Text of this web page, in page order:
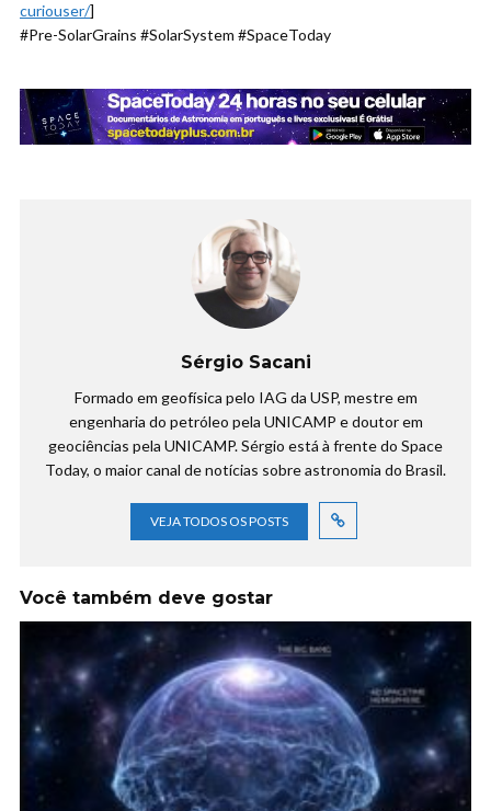
curiouser/]
#Pre-SolarGrains #SolarSystem #SpaceToday
Sérgio Sacani
Formado em geofísica pelo IAG da USP, mestre em
engenharia do petróleo pela UNICAMP e doutor em
geociências pela UNICAMP. Sérgio está à frente do Space
Today, o maior canal de notícias sobre astronomia do Brasil.
VEJA TODOS OS POSTS
Você também deve gostar